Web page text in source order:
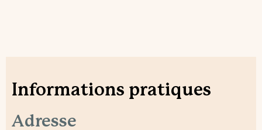
Informations pratiques
Adresse